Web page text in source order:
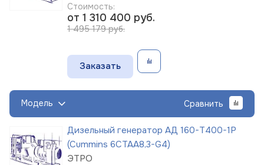
Стоимость:
от 1 310 400 руб.
1 495 179 руб.
Заказать
Модель Сравнить
Дизельный генератор АД 160-Т400-1Р
(Cummins 6CTAА8,3-G4)
ЭТРО